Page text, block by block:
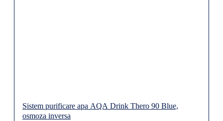
Sistem purificare apa AQA Drink Thero 90 Blue,
osmoza inversa